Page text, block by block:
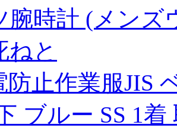
腕時計 (メンズ
ねと
防止作業服JIS
ブルー SS 1